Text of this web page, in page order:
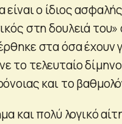
ο ίδιος
στη δουλειά
στα όσα έχουν
το τελευταίο
και το
και πολύ λογικό